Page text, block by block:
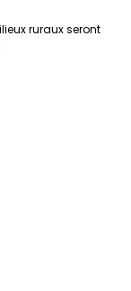
ruraux seront